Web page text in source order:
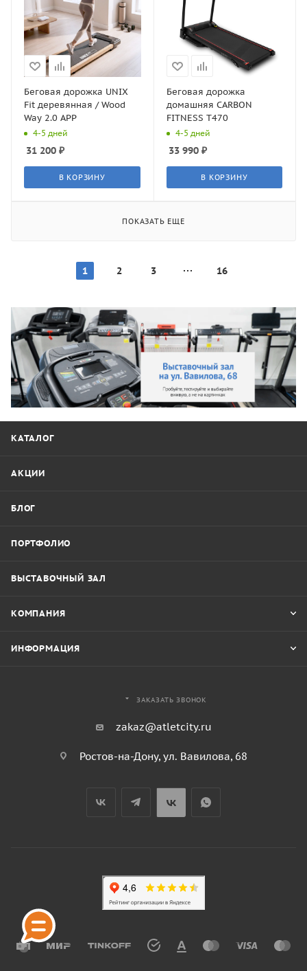
Беговая дорожка UNIX
Fit деревянная / Wood
Way 2.0 APP
4-5 дней
31 200 ₽
В КОРЗИНУ
Беговая дорожка
домашняя CARBON
FITNESS T470
4-5 дней
33 990₽
В КОРЗИНУ
ПОКАЗАТЬ ЕЩЕ
1 2 3 16
КАТАЛОГ
АКЦИИ
БЛОГ
ПОРТФОЛИО
ВЫСТАВОЧНЫЙ ЗАЛ
КОМПАНИЯ
ИНФОРМАЦИЯ
ЗАКАЗАТЬ ЗВОНОК
zakaz@atletcity.ru
Ростов-на-Дону, ул. Вавилова, 68